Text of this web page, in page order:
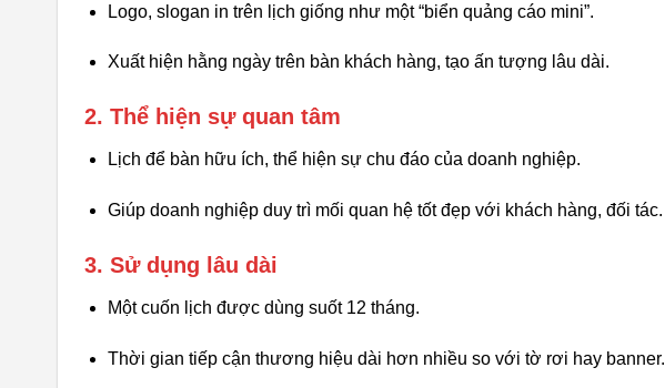
Logo, slogan in trên lịch giống như một “biển quảng cáo mini”.
Xuất hiện hằng ngày trên bàn khách hàng, tạo ấn tượng lâu dài.
2. Thể hiện sự quan tâm
Lịch để bàn hữu ích, thể hiện sự chu đáo của doanh nghiệp.
Giúp doanh nghiệp duy trì mối quan hệ tốt đẹp với khách hàng, đối tác.
3. Sử dụng lâu dài
Một cuốn lịch được dùng suốt 12 tháng.
Thời gian tiếp cận thương hiệu dài hơn nhiều so với tờ rơi hay banner.